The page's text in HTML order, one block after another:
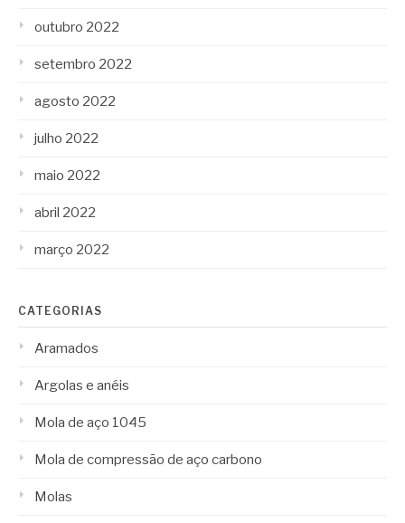
outubro 2022
setembro 2022
agosto 2022
julho 2022
maio 2022
abril 2022
março 2022
CATEGORIAS
Aramados
Argolas e anéis
Mola de aço 1045
Mola de compressão de aço carbono
Molas